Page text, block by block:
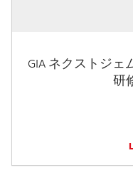
GIA ネクストジェ
研